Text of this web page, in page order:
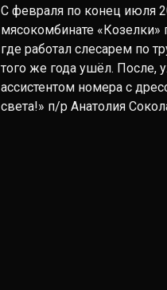
С февраля по конец июля
мясокомбинате «Козелки»
где работал слесарем по
того же года ушёл. После,
ассистентом номера с
света!» п/р Анатолия